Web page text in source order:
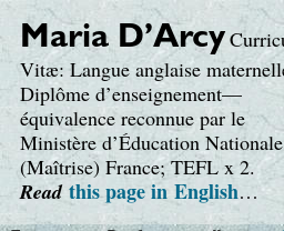
Maria D’Arcy
Vitæ: Langue anglaise
Diplôme d’enseignement—
équivalence reconnue par le
Ministère d’Éducation
(Maîtrise) France; TEFL x 2.
Read this pagein English…